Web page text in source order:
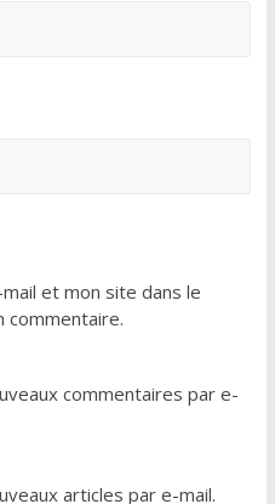
et mon site dans le
commentaire.
commentaires par e-
articles par e-mail.